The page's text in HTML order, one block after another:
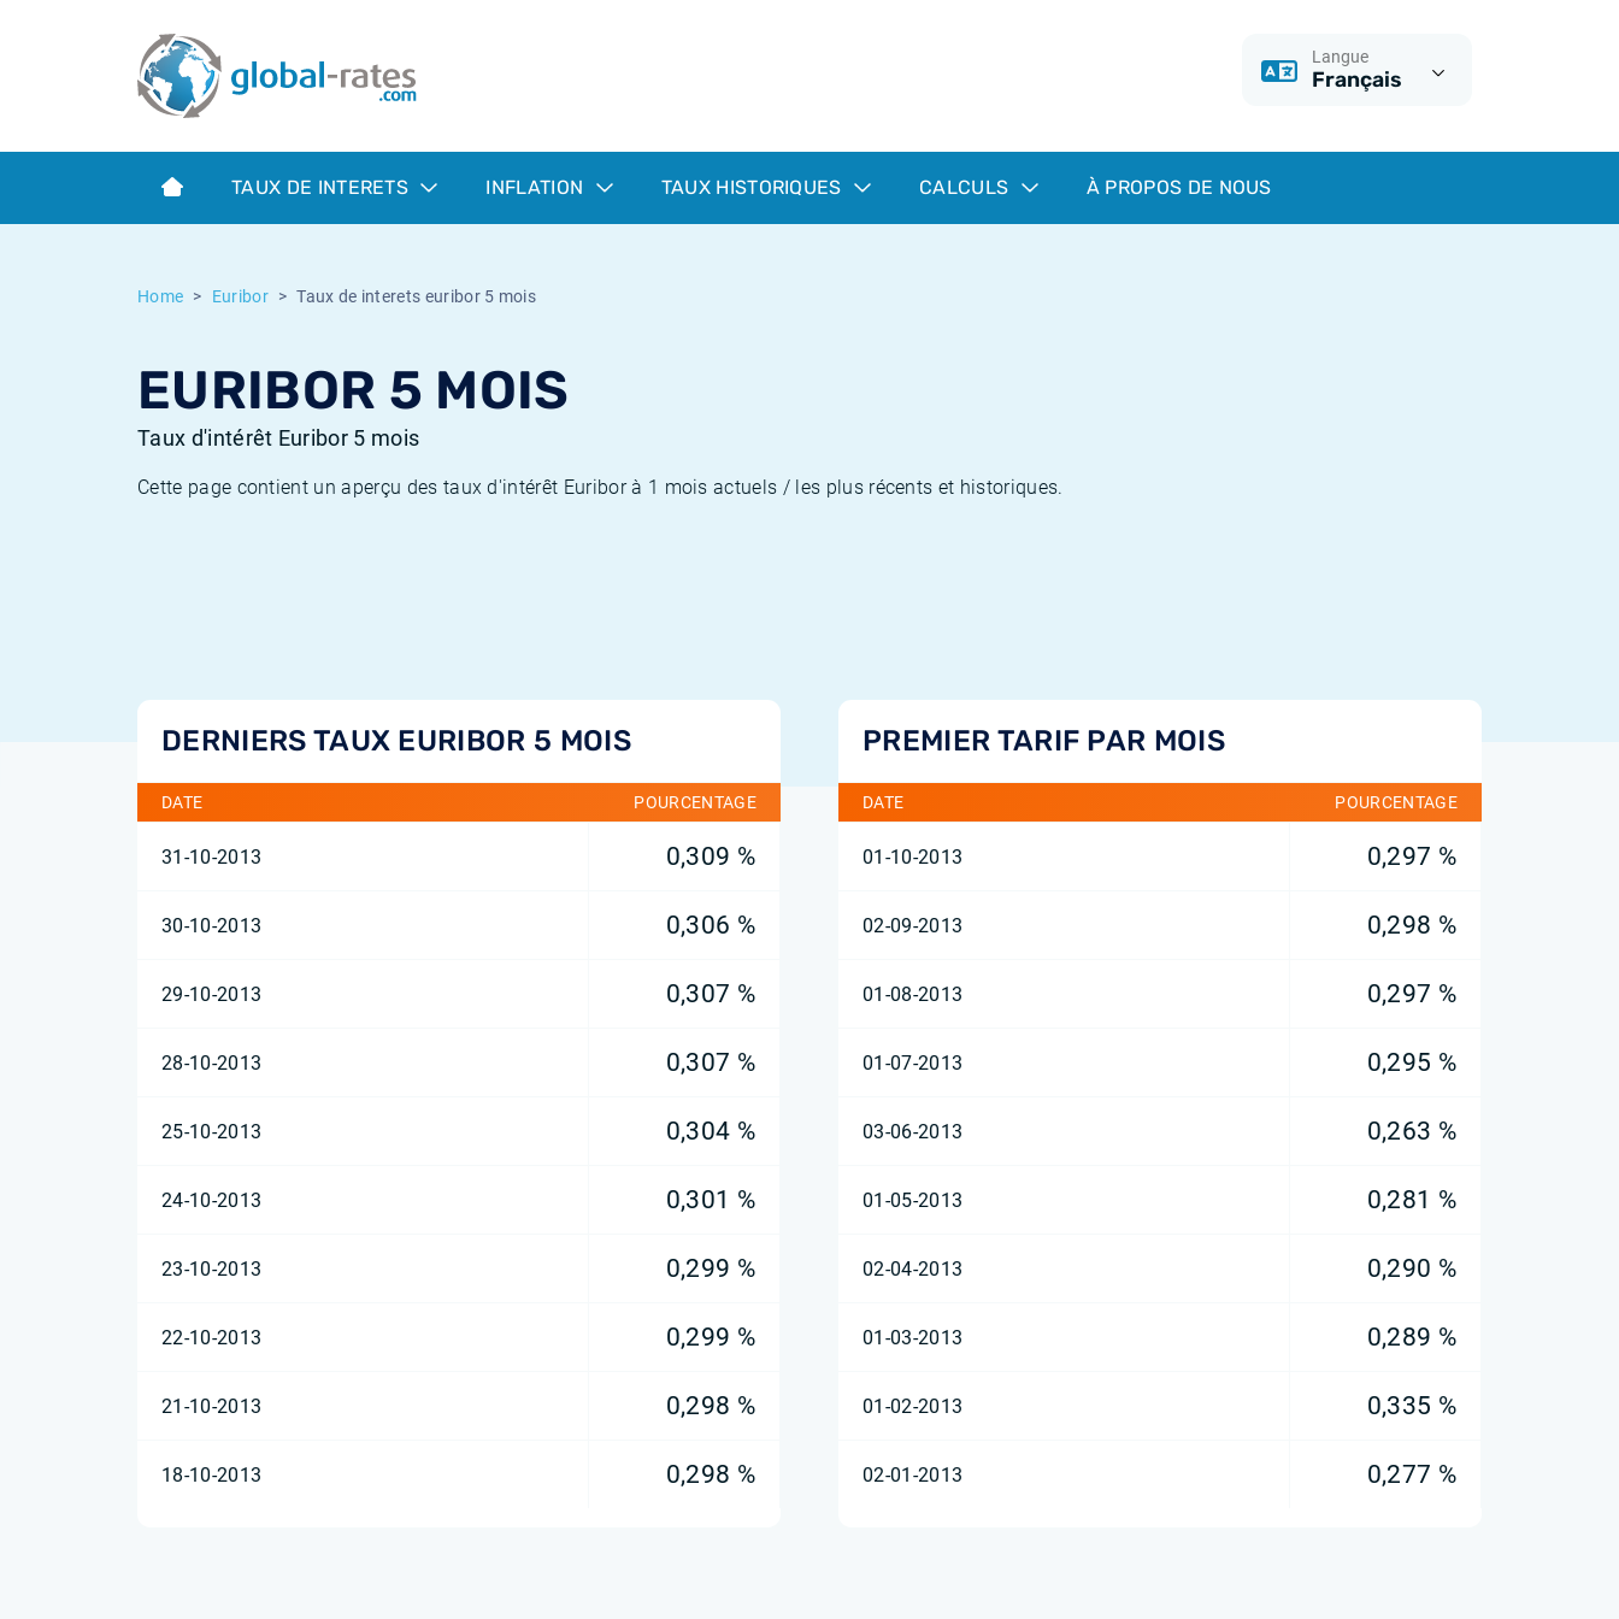
Langue
Français
TAUX DE INTERETS INFLATION TAUX HISTORIQUES CALCULS À PROPOS DE NOUS
Home Euribor Taux de interets euribor 5 mois
EURIBOR 5 MOIS
Taux d'intérêt Euribor 5 mois
Cette page contient un aperçu des taux d'intérêt Euribor à 1 mois actuels / les plus récents et historiques.
DERNIERS TAUX EURIBOR 5 MOIS
DATE POURCENTAGE
31-10-2013 0,309 %
30-10-2013 0,306 %
29-10-2013 0,307 %
28-10-2013 0,307 %
25-10-2013 0,304 %
24-10-2013 0,301 %
23-10-2013 0,299 %
22-10-2013 0,299 %
21-10-2013 0,298 %
18-10-2013 0,298 %
PREMIER TARIF PAR MOIS
DATE POURCENTAGE
01-10-2013 0,297 %
02-09-2013 0,298 %
01-08-2013 0,297 %
01-07-2013 0,295 %
03-06-2013 0,263 %
01-05-2013 0,281 %
02-04-2013 0,290 %
01-03-2013 0,289 %
01-02-2013 0,335 %
02-01-2013 0,277 %
Term SOFR
Qu'est-ce que l'inflation IPC?
Qu'est-ce que l'inflation IPCH?
Inflation Français
Taux Euribor historiques
Taux ESTER historiques
Taux d'inflation historiques
Calculateur d’inflation